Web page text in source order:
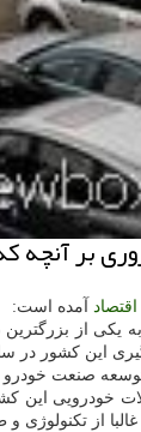
بر
اقتصاد آمده است:
خوبی گویا آن است كه صنعت
این كشور
صنعت
در چین گویا آن است كه
از